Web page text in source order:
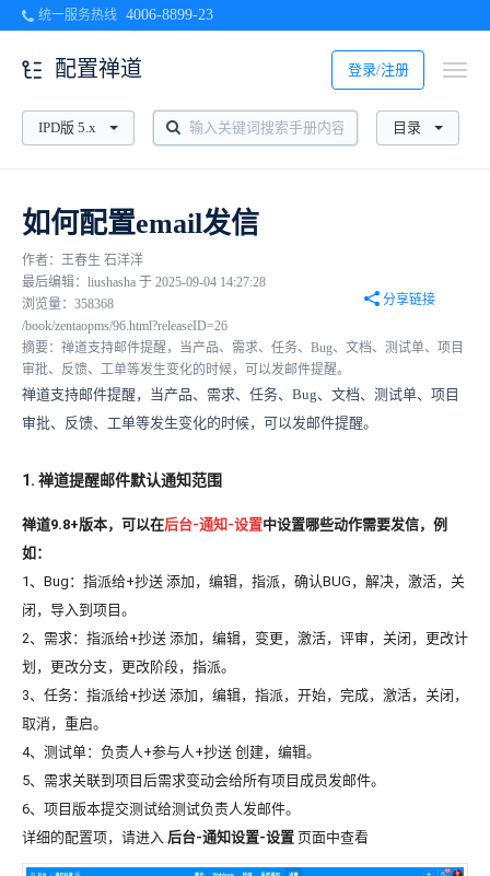
统一服务热线 4006-8899-23
登录/注册
配置禅道
IPD版 5.x 目录
如何配置email发信
作者：王春生 石洋洋
最后编辑：liushasha 于 2025-09-04 14:27:28
浏览量：358368
分享链接
/book/zentaopms/96.html?releaseID=26
摘要：禅道支持邮件提醒，当产品、需求、任务、Bug、文档、测试单、项目
审批、反馈、工单等发生变化的时候，可以发邮件提醒。
禅道支持邮件提醒，当产品、需求、任务、Bug、文档、测试单、项目
审批、反馈、工单等发生变化的时候，可以发邮件提醒。
1. 禅道提醒邮件默认通知范围
禅道9.8+版本，可以在后台-通知-设置中设置哪些动作需要发信，例
如：
1、Bug：指派给+抄送 添加，编辑，指派，确认BUG，解决，激活，关
闭，导入到项目。
2、需求：指派给+抄送 添加，编辑，变更，激活，评审，关闭，更改计
划，更改分支，更改阶段，指派。
3、任务：指派给+抄送 添加，编辑，指派，开始，完成，激活，关闭，
取消，重启。
4、测试单：负责人+参与人+抄送 创建，编辑。
5、需求关联到项目后需求变动会给所有项目成员发邮件。
6、项目版本提交测试给测试负责人发邮件。
详细的配置项，请进入 后台-通知设置-设置 页面中查看